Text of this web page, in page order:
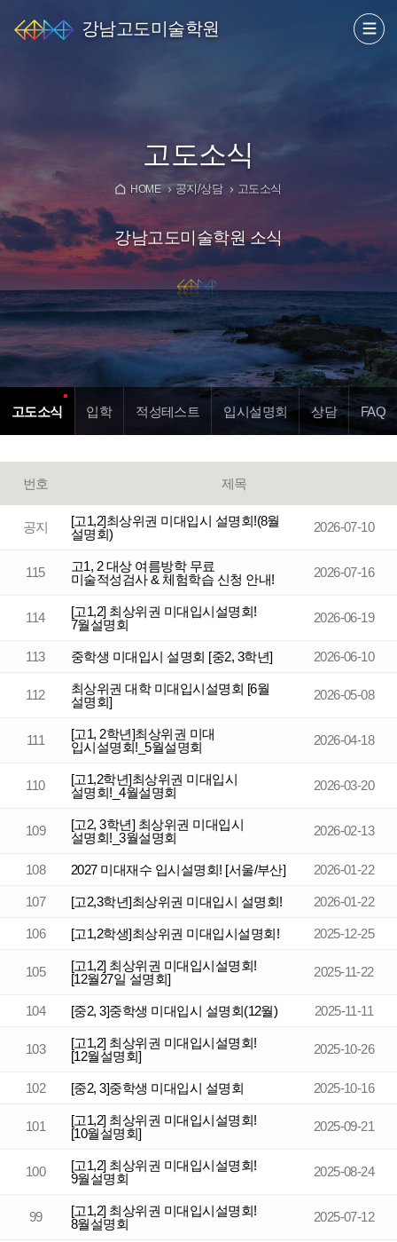
강남고도미술학원
고도소식
HOME 공지/상담 고도소식
강남고도미술학원 소식
고도소식 입학 적성테스트 입시설명회 상담 FAQ
번호 제목
공지
[고1,2]최상위권 미대입시 설명회!(8월
설명회)
2026-07-10
115
고1, 2 대상 여름방학 무료
미술적성검사 & 체험학습 신청 안내!
2026-07-16
114
[고1,2] 최상위권 미대입시설명회!
7월설명회
2026-06-19
113 중학생 미대입시 설명회 [중2, 3학년] 2026-06-10
112
최상위권 대학 미대입시설명회 [6월
설명회]
2026-05-08
111
[고1, 2학년]최상위권 미대
입시설명회!_5월설명회
2026-04-18
110
[고1,2학년]최상위권 미대입시
설명회!_4월설명회
2026-03-20
109
[고2, 3학년] 최상위권 미대입시
설명회!_3월설명회
2026-02-13
108 2027 미대재수 입시설명회! [서울/부산] 2026-01-22
107 [고2,3학년]최상위권 미대입시 설명회! 2026-01-22
106 [고1,2학생]최상위권 미대입시설명회! 2025-12-25
105
[고1,2] 최상위권 미대입시설명회!
[12월27일 설명회]
2025-11-22
104 [중2, 3]중학생 미대입시 설명회(12월) 2025-11-11
103
[고1,2] 최상위권 미대입시설명회!
[12월설명회]
2025-10-26
102 [중2, 3]중학생 미대입시 설명회 2025-10-16
101
[고1,2] 최상위권 미대입시설명회!
[10월설명회]
2025-09-21
100
[고1,2] 최상위권 미대입시설명회!
9월설명회
2025-08-24
99
[고1,2] 최상위권 미대입시설명회!
8월설명회
2025-07-12